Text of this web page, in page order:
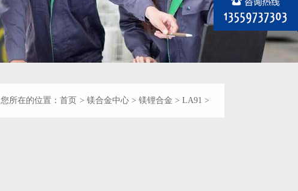
首页 > 镁合金中心 > 镁锂合金 > LA91 >
您所在的位置：